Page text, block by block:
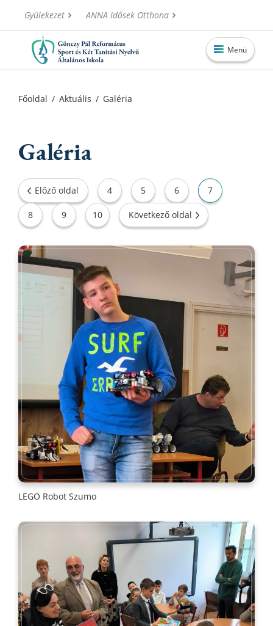
Gyülekezet ANNA Idősek Otthona
Menü
Alapítvány
Információk
Oktatás
Főoldal / Aktuális / Galéria
Galéria
Előző oldal 4 5 6 7
8 9 10 Következő oldal
LEGO Robot Szumo